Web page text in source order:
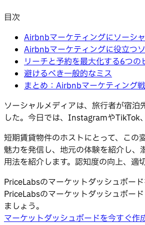
目次
Airbnbマーケティングにソーシ
Airbnbマーケティングに役立つ
リーチと予約を最大化する6つの
避けるべき一般的なミス
まとめ：Airbnbマーケティング
ソーシャルメディアは、旅行者が宿
した。今日では、InstagramやTikTok
短期賃貸物件のホストにとって、この
魅力を発信し、地元の体験を紹介し、
用法を紹介します。認知度の向上、適
PriceLabsのマーケットダッシュボー
PriceLabsのマーケットダッシュボー
ましょう。
マーケットダッシュボードを今すぐ作